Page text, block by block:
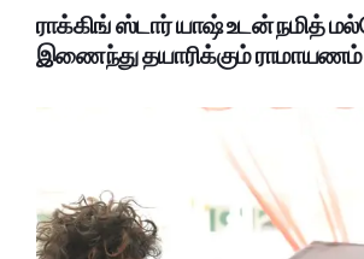
ராக்கிங் ஸ்டார் யாஷ் உடன் நமித்
இணைந்து தயாரிக்கும் ராமாயணம்